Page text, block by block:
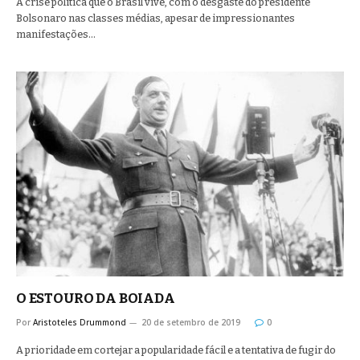
Bolsonaro nas classes médias, apesar de impressionantes
manifestações…
O ESTOURO DA BOIADA
Por Aristoteles Drummond 20 de setembro de 2019 0
A prioridade em cortejar a popularidade fácil e a tentativa de fugir do